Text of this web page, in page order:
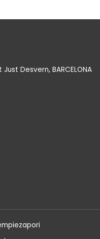
Desvern, BARCELONA